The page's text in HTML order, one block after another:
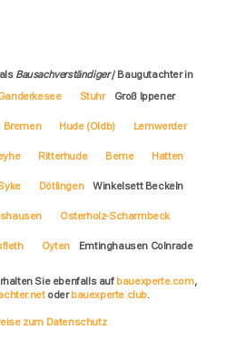
Bausachverständiger/ Baugutachter in
Stuhr Groß Ippener
Bremen Hude (Oldb) Lemwerder
Ritterhude Berne Hatten
Dötlingen Winkelsett Beckeln
Osterholz-Scharmbeck
Oyten Emtinghausen Colnrade
Sie ebenfalls auf bauexperte.com,
oderbauexperte.club.
zum Datenschutz